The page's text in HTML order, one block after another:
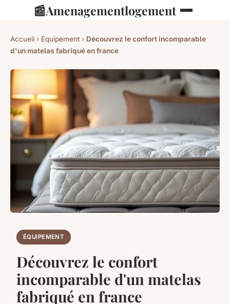
📰Amenagementlogement
Accueil › Équipement › Découvrez le confort incomparable
d'un matelas fabriqué en france
ÉQUIPEMENT
Découvrez le confort
incomparable d'un matelas
fabriqué en france